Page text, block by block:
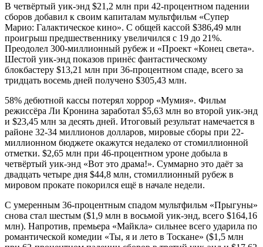
В четвёртый уик-энд $21,2 млн при 42-процентном падении
сборов добавил к своим капиталам мультфильм «Супер
Марио: Галактическое кино». С общей кассой $386,49 млн
проигрыш предшественнику увеличился с 19 до 21%.
Преодолел 300-миллионный рубеж и «Проект «Конец света».
Шестой уик-энд показов принёс фантастическому
блокбастеру $13,21 млн при 36-процентном спаде, всего за
тридцать восемь дней получено $305,43 млн.
58% дебютной кассы потерял хоррор «Мумия». Фильм
режиссёра Ли Кронина заработал $5,63 млн во второй уик-энд
и $23,45 млн за десять дней. Итоговый результат намечается в
районе 32-34 миллионов долларов, мировые сборы при 22-
миллионном бюджете окажутся недалеко от стомиллионной
отметки. $2,65 млн при 46-процентном уроне добыла в
четвёртый уик-энд «Вот это драма!». Суммарно это даёт за
двадцать четыре дня $44,8 млн, стомиллионный рубеж в
мировом прокате покорился ещё в начале недели.
С умеренным 36-процентным спадом мультфильм «Прыгуны»
снова стал шестым ($1,9 млн в восьмой уик-энд, всего $164,16
млн). Напротив, премьера «Майкла» сильнее всего ударила по
романтической комедии «Ты, я и лето в Тоскане» ($1,5 млн